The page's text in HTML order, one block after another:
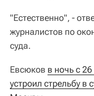
"Естественно", -
журналистов по
суда.
Евсюков в ночь с
устроил стрельбу в